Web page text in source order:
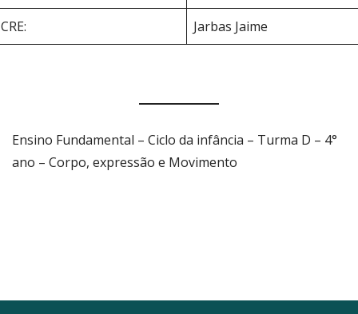
CRE: Jarbas Jaime
Ensino Fundamental – Ciclo da infância – Turma D – 4°
ano – Corpo, expressão e Movimento